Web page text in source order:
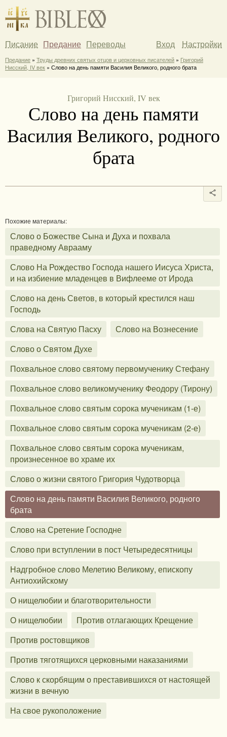
Писание Предание Переводы Вход Настройки
Предание » Труды древних святых отцов и церковных писателей » Григорий
Нисский, IV век » Слово на день памяти Василия Великого, родного брата
Григорий Нисский, IV век
Слово на день памяти
Василия Великого, родного
брата
Похожие материалы:
Слово о Божестве Сына и Духа и похвала
праведному Аврааму
Слово На Рождество Господа нашего Иисуса Христа,
и на избиение младенцев в Вифлееме от Ирода
Слово на день Светов, в который крестился наш
Господь
Слова на Святую Пасху
Слово на Вознесение
Слово о Святом Духе
Похвальное слово святому первомученику Стефану
Похвальное слово великомученику Феодору (Тирону)
Похвальное слово святым сорока мученикам (1-е)
Похвальное слово святым сорока мученикам (2-е)
Похвальное слово святым сорока мученикам,
произнесенное во храме их
Слово о жизни святого Григория Чудотворца
Слово на день памяти Василия Великого, родного
брата
Слово на Сретение Господне
Слово при вступлении в пост Четыредесятницы
Надгробное слово Мелетию Великому, епископу
Антиохийскому
О нищелюбии и благотворительности
О нищелюбии
Против отлагающих Крещение
Против ростовщиков
Против тяготящихся церковными наказаниями
Слово к скорбящим о преставившихся от настоящей
жизни в вечную
На свое рукоположение